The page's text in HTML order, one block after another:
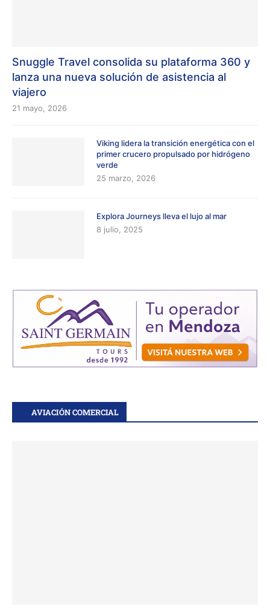
Snuggle Travel consolida su plataforma 360 y
lanza una nueva solución de asistencia al
viajero
21 mayo, 2026
Viking lidera la transición energética con el
primer crucero propulsado por hidrógeno
verde
25 marzo, 2026
Explora Journeys lleva el lujo al mar
8 julio, 2025
AVIACIÓN COMERCIAL